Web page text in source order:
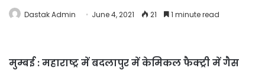
Dastak Admin June 4, 2021 21 1 minute read
मुम्बई : महाराष्ट्र में बदलापुर में केमिकल फैक्ट्री में गैस